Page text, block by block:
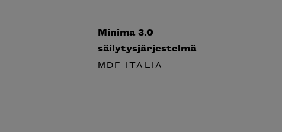
Minima 3.0
säilytysjärjestelmä
MDF ITALIA